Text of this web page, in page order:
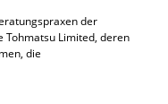
der
Tohmatsu Limited, deren
die